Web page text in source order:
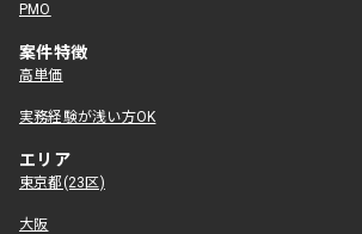
PMO
案件特徴
高単価
実務経験が浅い方OK
エリア
東京都(23区)
大阪